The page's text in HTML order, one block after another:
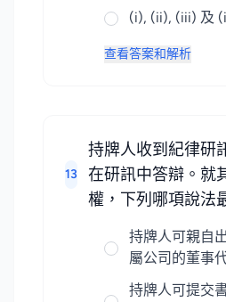
(i), (ii), (iii) 及
查看答案和解析
13
持牌人收到紀律研
在研訊中答辯。就
權，下列哪項說法
持牌人可親自
屬公司的董事
持牌人可提交